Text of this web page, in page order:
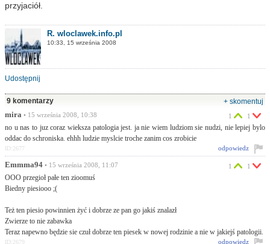
przyjaciół.
R. wloclawek.info.pl
10:33, 15 września 2008
Udostępnij
9 komentarzy
+ skomentuj
mira • 15 września 2008, 10:38
no u nas to juz coraz wieksza patologia jest. ja nie wiem ludziom sie nudzi, nie lepiej bylo
oddac do schroniska. ehhh ludzie myslcie troche zanim cos zrobicie
1 1
odpowiedz
ID:2677
Emmma94 • 15 września 2008, 11:07
OOO przegioł pałe ten zioomuś
Biedny piesiooo ;(
Też ten piesio powinnien żyć i dobrze ze pan go jakiś znalazł
Zwierze to nie zabawka
Teraz napewno będzie sie czuł dobrze ten piesek w nowej rodzinie a nie w jakiejś patologii.
1 1
odpowiedz
ID:2679